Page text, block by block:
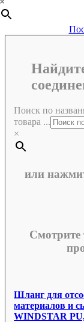
Поиск по
товара ...
×
или
Смотрите
Шланг для
материалов и
WINDSTAR